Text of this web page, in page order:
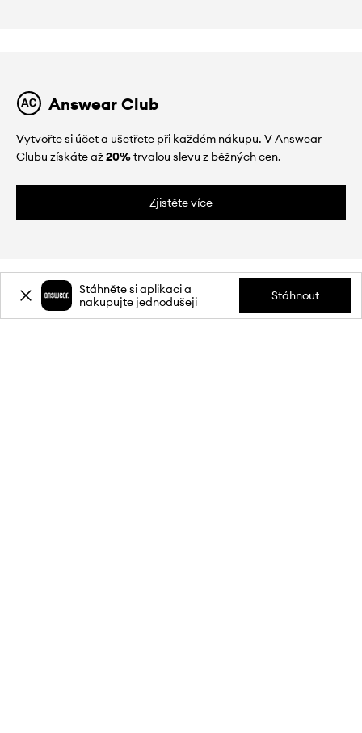
Answear Club
Vytvořte si účet a ušetřete při každém nákupu. V Answear
Clubu získáte až20%trvalou slevu z běžných cen.
Zjistěte více
Stáhněte si aplikaci a
nakupujte jednodušeji
Stáhnout